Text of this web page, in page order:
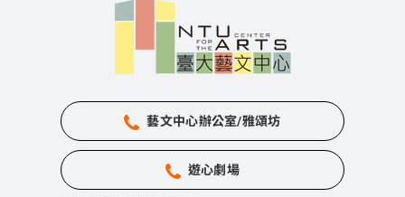
藝文中心辦公室/雅頌坊
遊心劇場